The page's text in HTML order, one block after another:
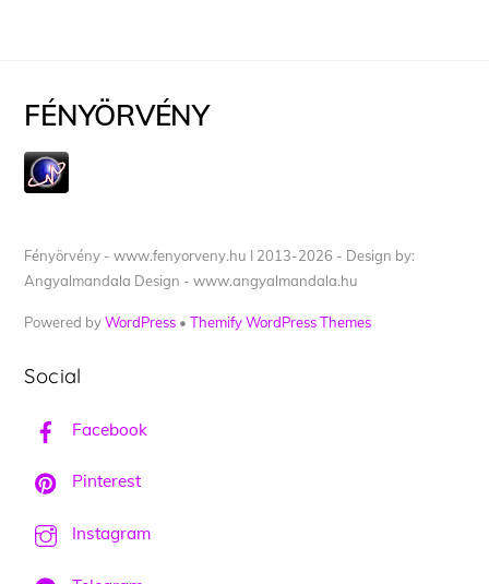
FÉNYÖRVÉNY
Fényörvény - www.fenyorveny.hu I 2013-2026 - Design by:
Angyalmandala Design - www.angyalmandala.hu
Powered byWordPress •Themify WordPress Themes
Social
Facebook
Pinterest
Instagram